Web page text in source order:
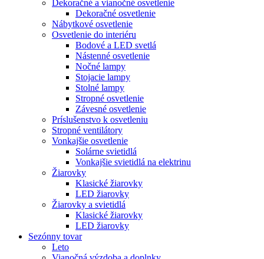
Dekoračné a vianočné osvetlenie
Dekoračné osvetlenie
Nábytkové osvetlenie
Osvetlenie do interiéru
Bodové a LED svetlá
Nástenné osvetlenie
Nočné lampy
Stojacie lampy
Stolné lampy
Stropné osvetlenie
Závesné osvetlenie
Príslušenstvo k osvetleniu
Stropné ventilátory
Vonkajšie osvetlenie
Solárne svietidlá
Vonkajšie svietidlá na elektrinu
Žiarovky
Klasické žiarovky
LED žiarovky
Žiarovky a svietidlá
Klasické žiarovky
LED žiarovky
Sezónny tovar
Leto